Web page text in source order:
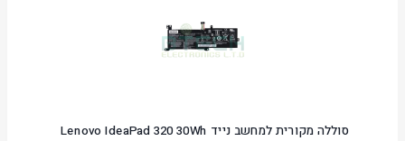
סוללה מקורית למחשב נייד Lenovo IdeaPad 320 30Wh